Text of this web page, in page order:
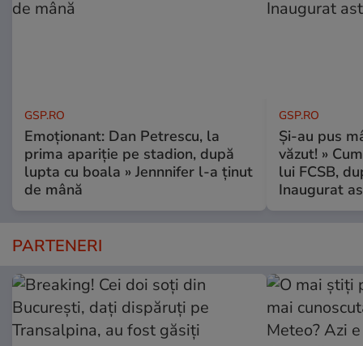
GSP.RO
Emoționant: Dan Petrescu, la
prima apariție pe stadion, după
lupta cu boala » Jennnifer l-a ținut
de mână
GSP.RO
Și-au pus
văzut! »
lui FCSB,
Inaugurat
PARTENERI